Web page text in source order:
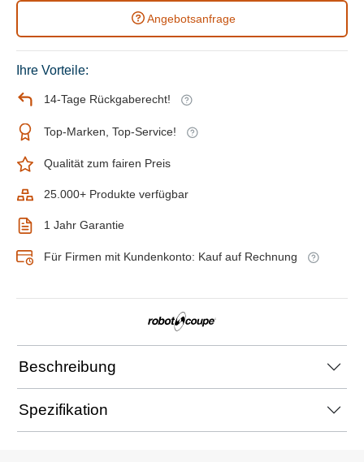
Angebotsanfrage
Ihre Vorteile:
14-Tage Rückgaberecht!
Top-Marken, Top-Service!
Qualität zum fairen Preis
25.000+ Produkte verfügbar
1 Jahr Garantie
Für Firmen mit Kundenkonto: Kauf auf Rechnung
Beschreibung
Spezifikation